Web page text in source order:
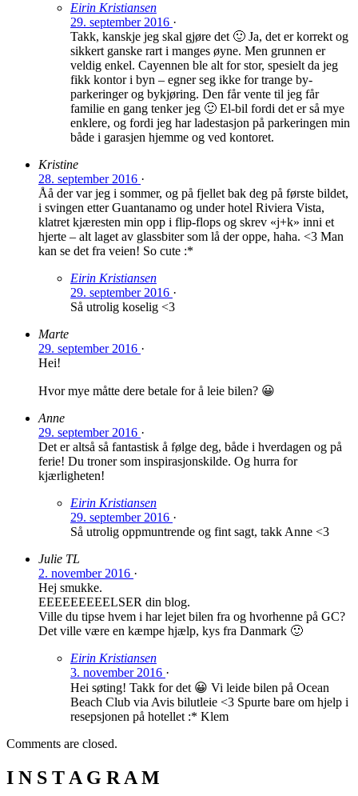
Eirin Kristiansen
29. september 2016 ·
Takk, kanskje jeg skal gjøre det 🙂 Ja, det er korrekt og
sikkert ganske rart i manges øyne. Men grunnen er
veldig enkel. Cayennen ble alt for stor, spesielt da jeg
fikk kontor i byn – egner seg ikke for trange by-
parkeringer og bykjøring. Den får vente til jeg får
familie en gang tenker jeg 🙂 El-bil fordi det er så mye
enklere, og fordi jeg har ladestasjon på parkeringen min
både i garasjen hjemme og ved kontoret.
Kristine
28. september 2016 ·
Åå der var jeg i sommer, og på fjellet bak deg på første bildet,
i svingen etter Guantanamo og under hotel Riviera Vista,
klatret kjæresten min opp i flip-flops og skrev «j+k» inni et
hjerte – alt laget av glassbiter som lå der oppe, haha. <3 Man
kan se det fra veien! So cute :*
Eirin Kristiansen
29. september 2016 ·
Så utrolig koselig <3
Marte
29. september 2016 ·
Hei!
Hvor mye måtte dere betale for å leie bilen? 😀
Anne
29. september 2016 ·
Det er altså så fantastisk å følge deg, både i hverdagen og på
ferie! Du troner som inspirasjonskilde. Og hurra for
kjærligheten!
Eirin Kristiansen
29. september 2016 ·
Så utrolig oppmuntrende og fint sagt, takk Anne <3
Julie TL
2. november 2016 ·
Hej smukke.
EEEEEEEEELSER din blog.
Ville du tipse hvem i har lejet bilen fra og hvorhenne på GC?
Det ville være en kæmpe hjælp, kys fra Danmark 🙂
Eirin Kristiansen
3. november 2016 ·
Hei søting! Takk for det 😀 Vi leide bilen på Ocean
Beach Club via Avis bilutleie <3 Spurte bare om hjelp i
resepsjonen på hotellet :* Klem
Comments are closed.
I N S T A G R A M